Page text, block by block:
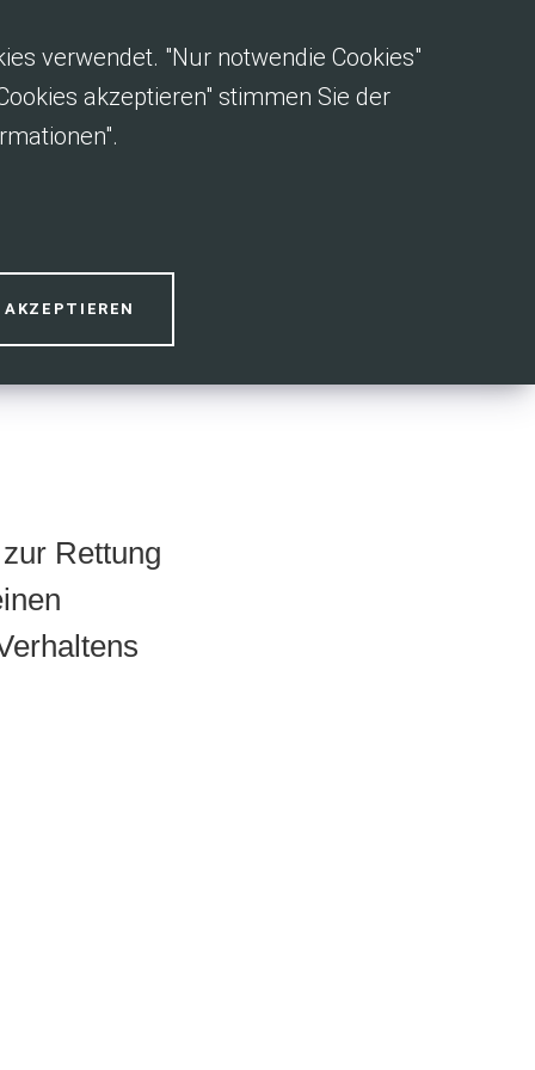
verwendet. "Nur notwendie Cookies"
akzeptieren" stimmen Sie der
Rettung